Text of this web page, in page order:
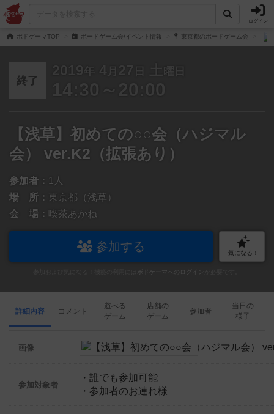
ログイン
ボドゲーマTOP ボードゲーム会/イベント情報 東京都のボードゲーム会
終了
2019 年 4 月 27 日 土 曜日
14:30～20:00
【浅草】初めての○○会（ハジマル
会） ver.K2（拡張あり）
参加者： 1人
場 所： 東京都（浅草）
会 場： 喫茶あかね
参加する 気になる！
ボドゲーマへのログイン
詳細内容 コメント
遊べる
ゲーム
店舗の
ゲーム
参加者
当日の
様子
画像
参加対象者
・誰でも参加可能
・参加者のお連れ様